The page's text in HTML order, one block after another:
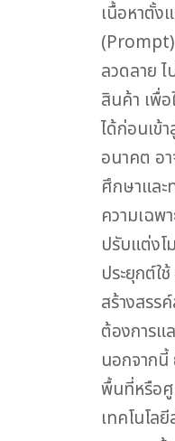
เนื้อหาตั้ง
ลวดลาย
สินค้า เพื่
ได้ก่อนเข้
อนาคต อ
ศึกษาและ
ความเฉพ
ปรับแต่ง
ประยุกต์ใ
สร้างสรร
ต้องการแ
นอกจากนี้
พื้นที่หรือ
เทคโนโล